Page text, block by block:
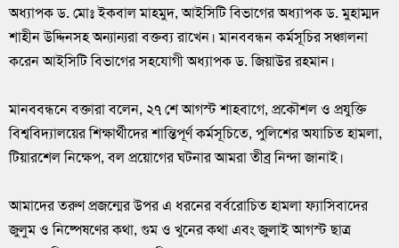
অধ্যাপক ড. মোঃ ইকবাল মাহমুদ, আইসিটি বিভাগের অধ্যাপক ড. মুহাম্মদ
শাহীন উদ্দিনসহ অন্যান্যরা বক্তব্য রাখেন। মানববন্ধন কর্মসূচির সঞ্চালনা
করেন আইসিটি বিভাগের সহযোগী অধ্যাপক ড. জিয়াউর রহমান।
‎মানববন্ধনে বক্তারা বলেন, ২৭ শে আগস্ট শাহবাগে, প্রকৌশল ও প্রযুক্তি
বিশ্ববিদ্যালয়ের শিক্ষার্থীদের শান্তিপূর্ণ কর্মসূচিতে, পুলিশের অযাচিত হামলা,
টিয়ারশেল নিক্ষেপ, বল প্রয়োগের ঘটনার আমরা তীব্র নিন্দা জানাই।
‎আমাদের তরুণ প্রজন্মের উপর এ ধরনের বর্বরোচিত হামলা ফ্যাসিবাদের
জুলুম ও নিষ্পেষণের কথা, গুম ও খুনের কথা এবং জুলাই আগস্ট ছাত্র